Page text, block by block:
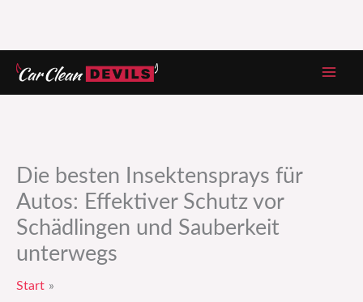
Zum
Inhalt
Die besten Insektensprays für
Autos: Effektiver Schutz vor
Schädlingen und Sauberkeit
unterwegs
Start